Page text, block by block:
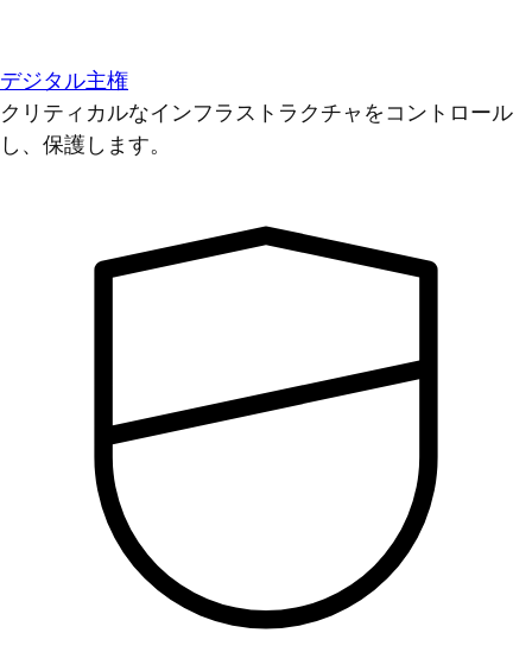
デジタル主権
クリティカルなインフラストラクチャをコントロール
し、保護します。